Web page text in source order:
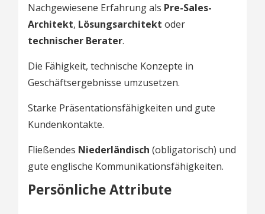
Nachgewiesene Erfahrung als Pre-Sales-
Architekt, Lösungsarchitekt oder
technischer Berater.
Die Fähigkeit, technische Konzepte in
Geschäftsergebnisse umzusetzen.
Starke Präsentationsfähigkeiten und gute
Kundenkontakte.
Fließendes Niederländisch (obligatorisch) und
gute englische Kommunikationsfähigkeiten.
Persönliche Attribute